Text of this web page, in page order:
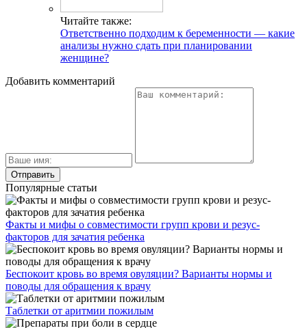
Читайте также:
Ответственно подходим к беременности — какие
анализы нужно сдать при планировании
женщине?
Добавить комментарий
Популярные статьи
Факты и мифы о совместимости групп крови и резус-
факторов для зачатия ребенка
Беспокоит кровь во время овуляции? Варианты нормы и
поводы для обращения к врачу
Таблетки от аритмии пожилым